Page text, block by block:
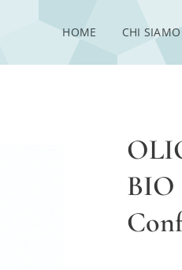
HOME CHI SIAMO
BIO